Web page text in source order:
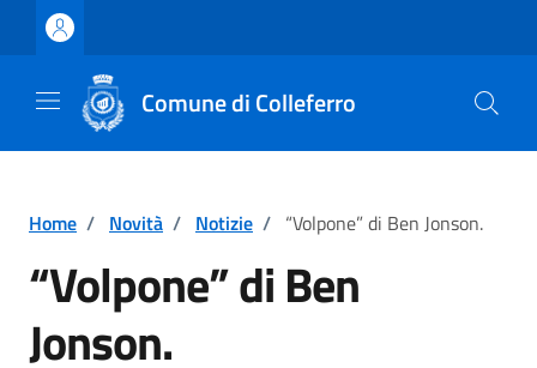
Vai ai contenuti
Vai al footer
Comune di Colleferro
Home / Novità / Notizie / “Volpone” di Ben Jonson.
“Volpone” di Ben
Jonson.